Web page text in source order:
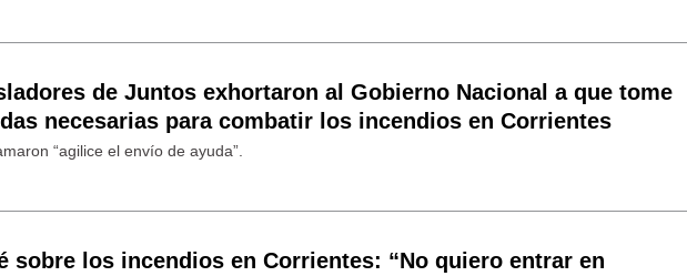
de Juntos exhortaron al Gobierno Nacional a que tome
necesarias para combatir los incendios en Corrientes
“agilice el envío de ayuda”.
sobre los incendios en Corrientes: “No quiero entrar en